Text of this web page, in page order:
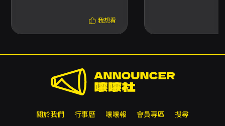
我想看
關於我們 行事曆 嚷嚷報 會員專區 搜尋